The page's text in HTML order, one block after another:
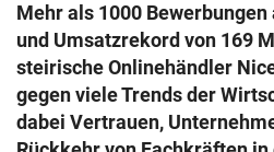
Mehr als 1000
und Umsatzrekord von 169
steirische Onlinehändler
gegen viele Trends der
dabei Vertrauen,